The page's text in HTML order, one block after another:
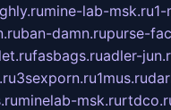
mine-lab-msk.ru1-
ban-damn.rupurse-
fasbags.ruadler-
3sexporn.ru1mus.ru
minelab-msk.ru